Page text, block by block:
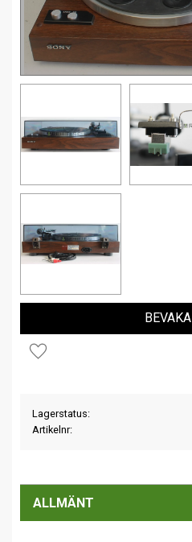
Lägg till i favoriter
BEVAKA
Lagerstatus
Artikelnr
ALLMÄNT